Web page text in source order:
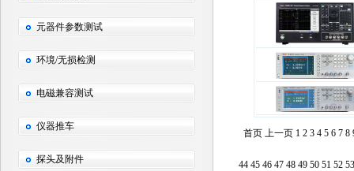
元器件参数测试
环境/无损检测
电磁兼容测试
仪器推车
探头及附件
首页 上一页 1 2 3 4 5 6 7 8
44 45 46 47 48 49 50 51 52 53